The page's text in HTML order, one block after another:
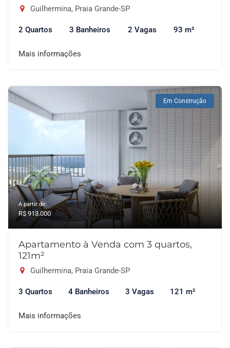
Guilhermina, Praia Grande-SP
2 Quartos 3 Banheiros 2 Vagas 93 m²
Mais informações
Em Construção
A partir de:
R$ 913.000
Apartamento à Venda com 3 quartos,
121m²
Guilhermina, Praia Grande-SP
3 Quartos 4 Banheiros 3 Vagas 121 m²
Mais informações